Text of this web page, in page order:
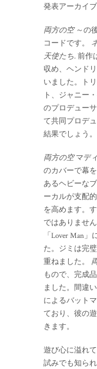
発表アーカイブ
両方の空～の
コードです。
天使たち. 前作
収め、ヘンド
いました。ト
ト、ジャニー
のプロデュー
て共同プロデ
結果でしょう。
両方の空マデ
のカバーで幕
あるヘビーな
ーカルが支配
を高めます。
ではありませ
「Lover Man
た。ジミは完
重ねました。
もので、完成
ました。間違
によるバット
ており、彼の
きます。
遊び心に溢れ
試みでも知ら